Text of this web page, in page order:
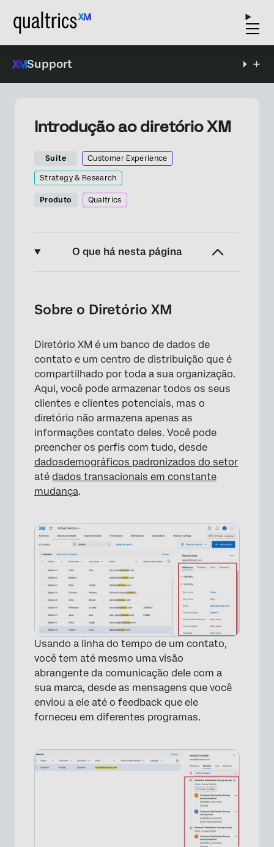
Support
Introdução ao diretório XM
Suite Customer Experience
Strategy & Research
Produto Qualtrics
O que há nesta página
Navegando até o Diretório XM
Diretório
Introdução às distribuições
Termos Fundamentais
Usuários somente de acesso
Compatibilidade com a plataforma Qualtrics
Perguntas frequentes
Sobre o Diretório XM
Diretório XM é um banco de dados de
contato e um centro de distribuição que é
compartilhado por toda a sua organização.
Aqui, você pode armazenar todos os seus
clientes e clientes potenciais, mas o
diretório não armazena apenas as
informações contato deles. Você pode
preencher os perfis com tudo, desde
dadosdemográficos padronizados do setor
até dados transacionais em constante
mudança.
Usando a linha do tempo de um contato,
você tem até mesmo uma visão
abrangente da comunicação dele com a
sua marca, desde as mensagens que você
enviou a ele até o feedback que ele
forneceu em diferentes programas.